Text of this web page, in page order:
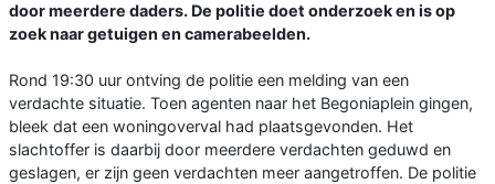
door meerdere daders. De politie doet onderzoek en is op
zoek naar getuigen en camerabeelden.
Rond 19:30 uur ontving de politie een melding van een
verdachte situatie. Toen agenten naar het Begoniaplein gingen,
bleek dat een woningoverval had plaatsgevonden. Het
slachtoffer is daarbij door meerdere verdachten geduwd en
geslagen, er zijn geen verdachten meer aangetroffen. De politie